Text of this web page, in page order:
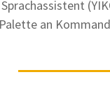
an